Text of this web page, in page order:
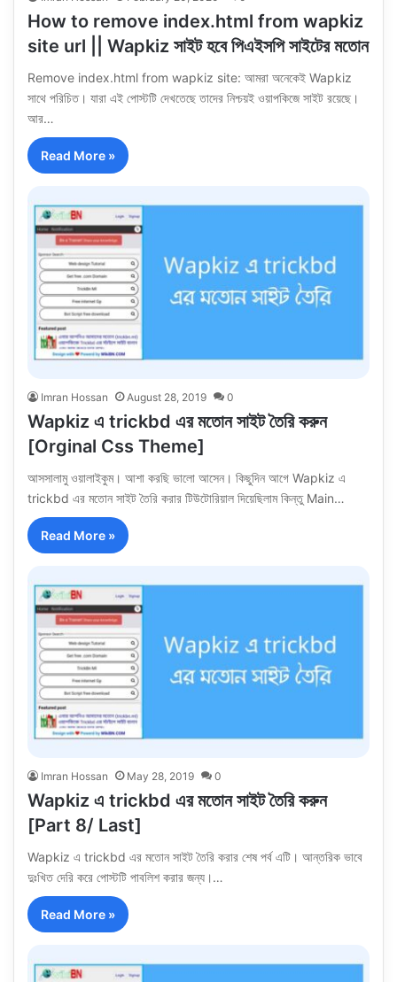
How to remove index.html from wapkiz
site url || Wapkiz সাইট হবে পিএইসপি সাইটের মতোন
Remove index.html from wapkiz site: আমরা অনেকেই Wapkiz
সাথে পরিচিত। যারা এই পোস্টটি দেখতেছে তাদের নিশ্চয়ই ওয়াপকিজে সাইট রয়েছে।
আর…
Read More »
Imran Hossan August 28, 2019 0
Wapkiz এ trickbd এর মতোন সাইট তৈরি করুন
[Orginal Css Theme]
আসসালামু ওয়ালাইকুম। আশা করছি ভালো আসেন। কিছুদিন আগে Wapkiz এ
trickbd এর মতোন সাইট তৈরি করার টিউটোরিয়াল দিয়েছিলাম কিন্তু Main…
Read More »
Imran Hossan May 28, 2019 0
Wapkiz এ trickbd এর মতোন সাইট তৈরি করুন
[Part 8/ Last]
Wapkiz এ trickbd এর মতোন সাইট তৈরি করার শেষ পর্ব এটি। আন্তরিক ভাবে
দুঃখিত দেরি করে পোস্টটি পাবলিশ করার জন্য।…
Read More »